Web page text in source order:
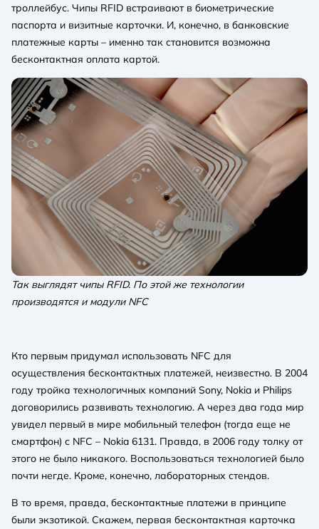
троллейбус. Чипы RFID встраивают в биометрические
паспорта и визитные карточки. И, конечно, в банковские
платежные карты – именно так становится возможна
бесконтактная оплата картой.
Так выглядят чипы RFID. По этой же технологии
производятся и модули NFC
Кто первым придумал использовать NFC для
осуществления бесконтактных платежей, неизвестно. В 2004
году тройка технологичных компаний Sony, Nokia и Philips
договорились развивать технологию. А через два года мир
увидел первый в мире мобильный телефон (тогда еще не
смартфон) с NFC – Nokia 6131. Правда, в 2006 году толку от
этого не было никакого. Воспользоваться технологией было
почти негде. Кроме, конечно, лабораторных стендов.
В то время, правда, бесконтактные платежи в принципе
были экзотикой. Скажем, первая бесконтактная карточка